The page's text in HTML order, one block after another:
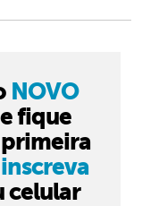
NOVO
fique
inscreva
celular